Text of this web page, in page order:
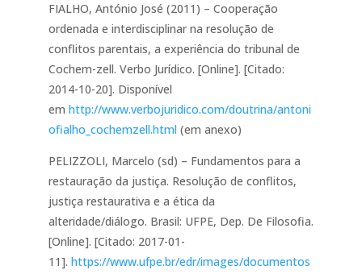
FIALHO, António José (2011) – Cooperação
ordenada e interdisciplinar na resolução de
conflitos parentais, a experiência do tribunal de
Cochem-zell. Verbo Jurídico. [Online]. [Citado:
2014-10-20]. Disponível
em http://www.verbojuridico.com/doutrina/antoni
ofialho_cochemzell.html (em anexo)
PELIZZOLI, Marcelo (sd) – Fundamentos para a
restauração da justiça. Resolução de conflitos,
justiça restaurativa e a ética da
alteridade/diálogo. Brasil: UFPE, Dep. De Filosofia.
[Online]. [Citado: 2017-01-
11]. https://www.ufpe.br/edr/images/documentos